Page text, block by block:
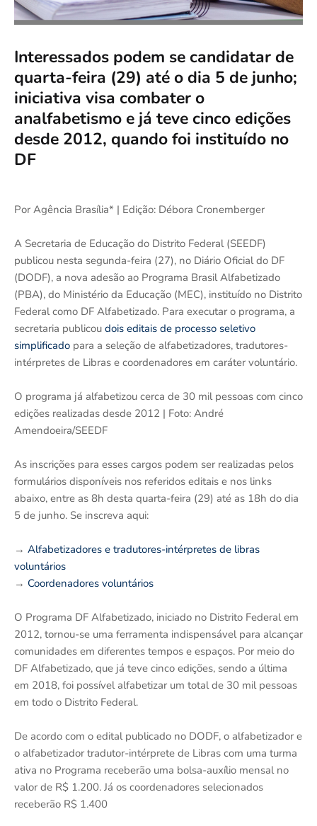
Interessados podem se candidatar de
quarta-feira (29) até o dia 5 de junho;
iniciativa visa combater o
analfabetismo e já teve cinco edições
desde 2012, quando foi instituído no
DF
Por Agência Brasília* | Edição: Débora Cronemberger
A Secretaria de Educação do Distrito Federal (SEEDF)
publicou nesta segunda-feira (27), no Diário Oficial do DF
(DODF), a nova adesão ao Programa Brasil Alfabetizado
(PBA), do Ministério da Educação (MEC), instituído no Distrito
Federal como DF Alfabetizado. Para executar o programa, a
secretaria publicou dois editais de processo seletivo
simplificado para a seleção de alfabetizadores, tradutores-
intérpretes de Libras e coordenadores em caráter voluntário.
O programa já alfabetizou cerca de 30 mil pessoas com cinco
edições realizadas desde 2012 | Foto: André
Amendoeira/SEEDF
As inscrições para esses cargos podem ser realizadas pelos
formulários disponíveis nos referidos editais e nos links
abaixo, entre as 8h desta quarta-feira (29) até as 18h do dia
5 de junho. Se inscreva aqui:
→ Alfabetizadores e tradutores-intérpretes de libras
voluntários
→ Coordenadores voluntários
O Programa DF Alfabetizado, iniciado no Distrito Federal em
2012, tornou-se uma ferramenta indispensável para alcançar
comunidades em diferentes tempos e espaços. Por meio do
DF Alfabetizado, que já teve cinco edições, sendo a última
em 2018, foi possível alfabetizar um total de 30 mil pessoas
em todo o Distrito Federal.
De acordo com o edital publicado no DODF, o alfabetizador e
o alfabetizador tradutor-intérprete de Libras com uma turma
ativa no Programa receberão uma bolsa-auxílio mensal no
valor de R$ 1.200. Já os coordenadores selecionados
receberão R$ 1.400